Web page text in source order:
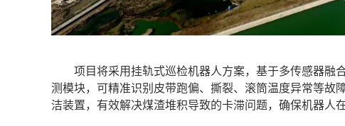
项目将采用挂轨式巡检机器人方案，基于多传感器融
测模块，可精准识别皮带跑偏、撕裂、滚筒温度异常等故
洁装置，有效解决煤渣堆积导致的卡滞问题，确保机器人